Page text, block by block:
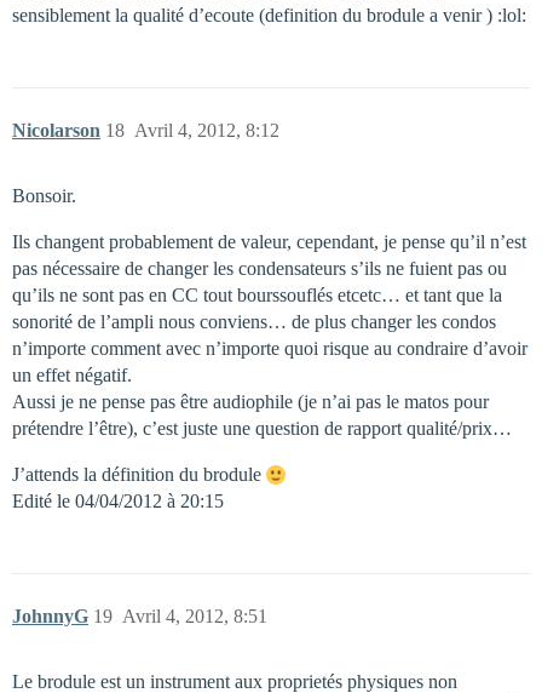
sensiblement la qualité d’ecoute (definition du brodule a venir ) :lol:
Nicolarson Avril 4, 2012, 8:12
18
Bonsoir.
Ils changent probablement de valeur, cependant, je pense qu’il n’est
pas nécessaire de changer les condensateurs s’ils ne fuient pas ou
qu’ils ne sont pas en CC tout bourssouflés etcetc… et tant que la
sonorité de l’ampli nous conviens… de plus changer les condos
n’importe comment avec n’importe quoi risque au condraire d’avoir
un effet négatif.
Aussi je ne pense pas être audiophile (je n’ai pas le matos pour
prétendre l’être), c’est juste une question de rapport qualité/prix…
J’attends la définition du brodule
Edité le 04/04/2012 à 20:15
JohnnyG Avril 4, 2012, 8:51
19
Le brodule est un instrument aux proprietés physiques non